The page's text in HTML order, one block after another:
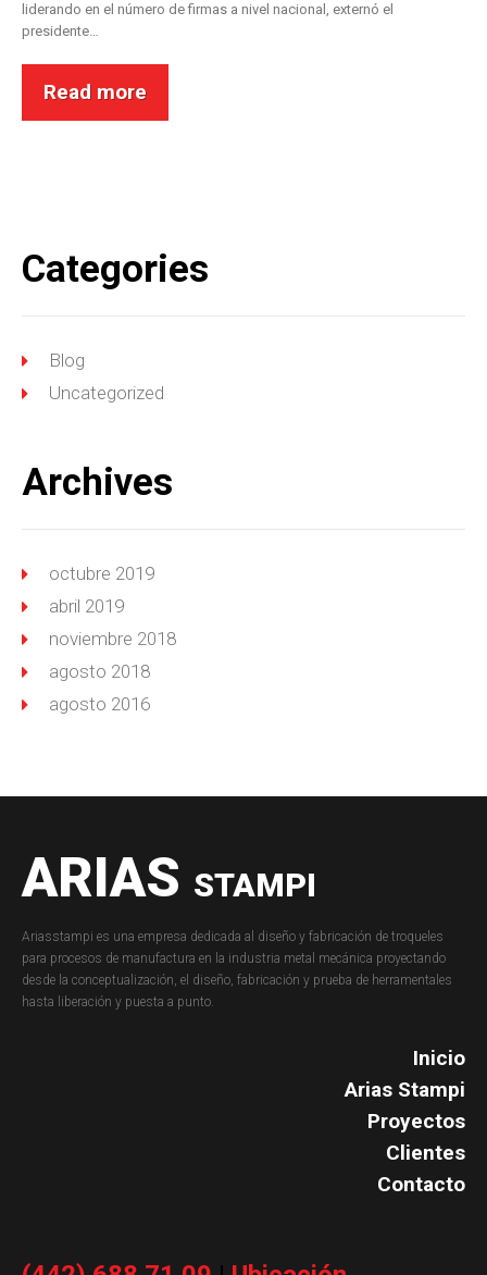
liderando en el número de firmas a nivel nacional, externó el
presidente…
Read more
Categories
Blog
Uncategorized
Archives
octubre 2019
abril 2019
noviembre 2018
agosto 2018
agosto 2016
ARIAS STAMPI
Ariasstampi es una empresa dedicada al diseño y fabricación de troqueles
para procesos de manufactura en la industria metal mecánica proyectando
desde la conceptualización, el diseño, fabricación y prueba de herramentales
hasta liberación y puesta a punto.
Inicio
Arias Stampi
Proyectos
Clientes
Contacto